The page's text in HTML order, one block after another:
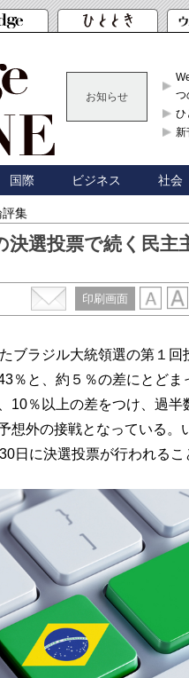
お知らせ
つ
ひ
新
国際 ビジネス 社会
評集
決選投票で続く民主
印刷画面
ブラジル大統領選の第１回
％と、約５％の差にとど
10％以上の差をつけ、過
想外の接戦となっている
日に決選投票が行われるこ